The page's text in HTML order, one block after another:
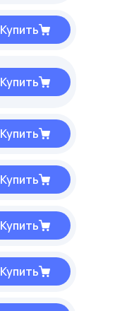
Купить
Купить
Купить
Купить
Купить
Купить